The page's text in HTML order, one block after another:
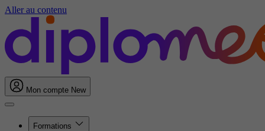
Aller au contenu
Mon compte New
Formations